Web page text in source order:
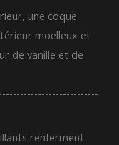
une coque
moelleux et
de vanille et de
renferment